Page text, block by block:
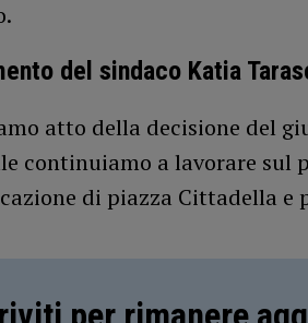
del sindaco Katia
atto della decisione del
continuiamo a lavorare sul
di piazza Cittadella e